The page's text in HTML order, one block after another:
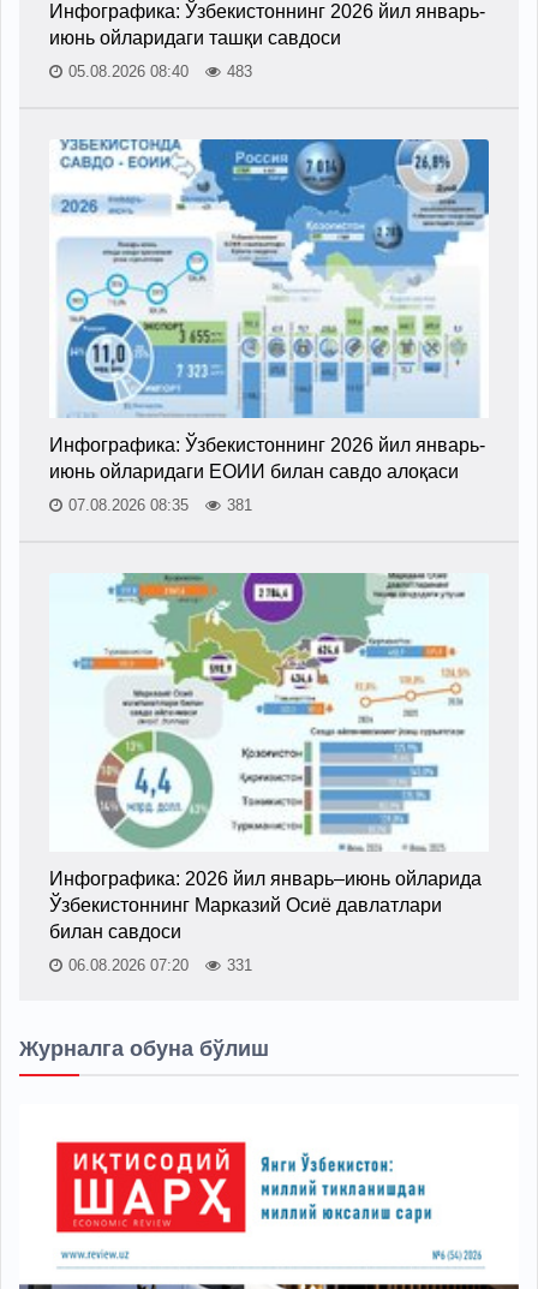
Инфографика: Ўзбекистоннинг 2026 йил январь-
июнь ойларидаги ташқи савдоси
05.08.2026 08:40 483
Инфографика: Ўзбекистоннинг 2026 йил январь-
июнь ойларидаги ЕОИИ билан савдо алоқаси
07.08.2026 08:35 381
Инфографика: 2026 йил январь–июнь ойларида
Ўзбекистоннинг Марказий Осиё давлатлари
билан савдоси
06.08.2026 07:20 331
Журналга обуна бўлиш